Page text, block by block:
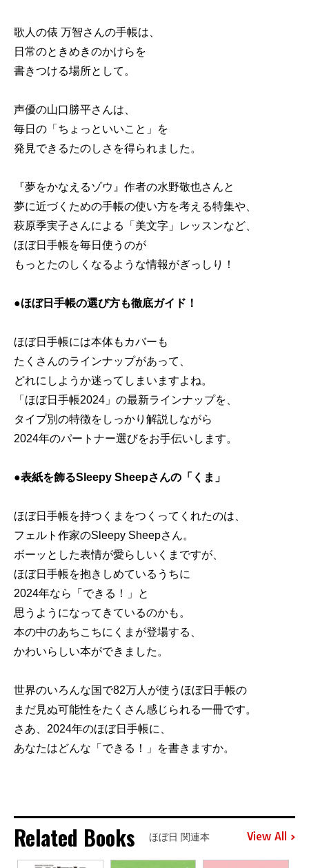
歌人の俵 万智さんの手帳は、
日常のときめきのかけらを
書きつける場所として。
声優の山口勝平さんは、
毎日の「ちょっといいこと」を
発見できるたのしさを得られました。
『夢をかなえるゾウ』作者の水野敬也さんと
夢に近づくための手帳の使い方を考える特集や、
萩原季実子さんによる「美文字」レッスンなど、
ほぼ日手帳を毎日使うのが
もっとたのしくなるような情報がぎっしり！
●ほぼ日手帳の選び方も徹底ガイド！
ほぼ日手帳には本体もカバーも
たくさんのラインナップがあって、
どれにしようか迷ってしまいますよね。
「ほぼ日手帳2024」の最新ラインナップを、
タイプ別の特徴をしっかり解説しながら
2024年のパートナー選びをお手伝いします。
●表紙を飾るSleepy Sheepさんの「くま」
ほぼ日手帳を持つくまをつくってくれたのは、
フェルト作家のSleepy Sheepさん。
ボーッとした表情が愛らしいくまですが、
ほぼ日手帳を抱きしめているうちに
2024年なら「できる！」と
思うようになってきているのかも。
本の中のあちこちにくまが登場する、
かわいらしい本ができました。
世界のいろんな国で82万人が使うほぼ日手帳の
まだ見ぬ可能性をたくさん感じられる一冊です。
さあ、2024年のほぼ日手帳に、
あなたはどんな「できる！」を書きますか。
Related Books ほぼ日 関連本 View All